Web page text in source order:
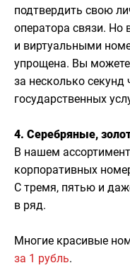
подтвердить свою
оператора связи. Но
и виртуальными
упрощена. Вы
за несколько
государственных
4. Серебряные,
В нашем
корпоративных
С тремя, пятью и
в ряд.
Многие красивые
за 1 рубль.